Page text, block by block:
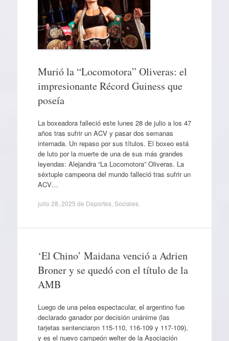
Murió la “Locomotora” Oliveras: el
impresionante Récord Guiness que
poseía
La boxeadora falleció este lunes 28 de julio a los 47
años tras sufrir un ACV y pasar dos semanas
internada. Un repaso por sus títulos. El boxeo está
de luto por la muerte de una de sus más grandes
leyendas: Alejandra “La Locomotora” Oliveras. La
séxtuple campeona del mundo falleció tras sufrir un
ACV…
julio 28, 2025 de Deportes, Sociales.
‘El Chino’ Maidana venció a Adrien
Broner y se quedó con el título de la
AMB
Luego de una pelea espectacular, el argentino fue
declarado ganador por decisión unánime (las
tarjetas sentenciaron 115-110, 116-109 y 117-109),
y es el nuevo campeón welter de la Asociación